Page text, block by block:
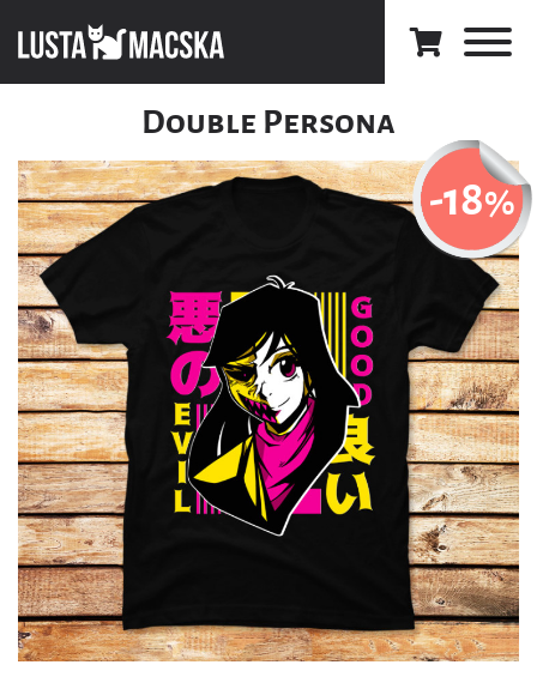
Double Persona
-18%